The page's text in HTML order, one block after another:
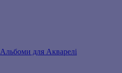
Альбоми для Акварелі